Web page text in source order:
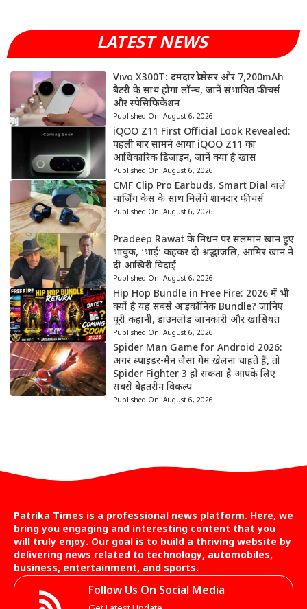
LATEST NEWS
Vivo X300T: दमदार प्रोसेसर और 7,200mAh
बैटरी के साथ होगा लॉन्च, जानें संभावित फीचर्स
और स्पेसिफिकेशन
Published On: August 6, 2026
iQOO Z11 First Official Look Revealed:
पहली बार सामने आया iQOO Z11 का
आधिकारिक डिजाइन, जानें क्या है खास
Published On: August 6, 2026
CMF Clip Pro Earbuds, Smart Dial वाले
चार्जिंग केस के साथ मिलेंगे शानदार फीचर्स
Published On: August 6, 2026
Pradeep Rawat के निधन पर सलमान खान हुए
भावुक, ‘भाई’ कहकर दी श्रद्धांजलि, आमिर खान ने
दी आखिरी विदाई
Published On: August 6, 2026
Hip Hop Bundle in Free Fire: 2026 में भी
क्यों है यह सबसे आइकॉनिक Bundle? जानिए
पूरी कहानी, डाउनलोड जानकारी और खासियत
Published On: August 6, 2026
Spider Man Game for Android 2026:
अगर स्पाइडर-मैन जैसा गेम खेलना चाहते हैं, तो
Spider Fighter 3 हो सकता है आपके लिए
सबसे बेहतरीन विकल्प
Published On: August 6, 2026
Patrika Times is a professional news platform. Here, we
bring you engaging and interesting content that you
will truly enjoy. Our goal is to build a thriving website by
delivering news related to technology, automobiles,
business, entertainment, and sports.
Follow Us On Social Media